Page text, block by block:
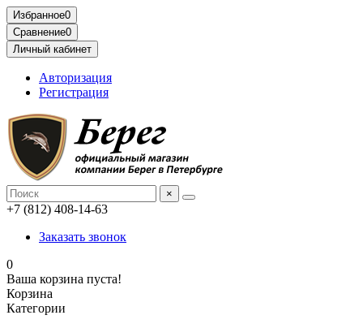
Избранное0
Сравнение0
Личный кабинет
Авторизация
Регистрация
×
+7 (812) 408-14-63
Заказать звонок
0
Ваша корзина пуста!
Корзина
Категории